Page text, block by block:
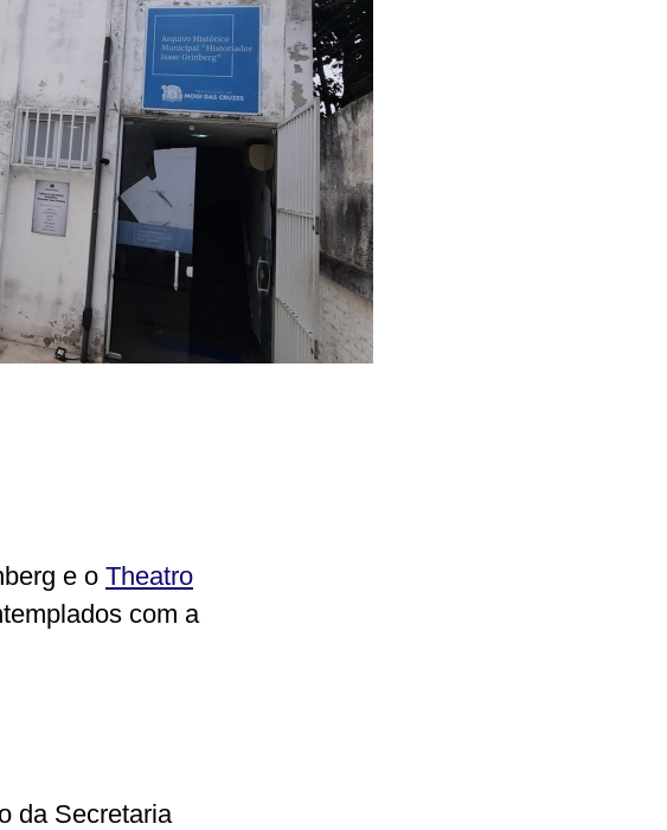
e o Theatro
com a
da Secretaria